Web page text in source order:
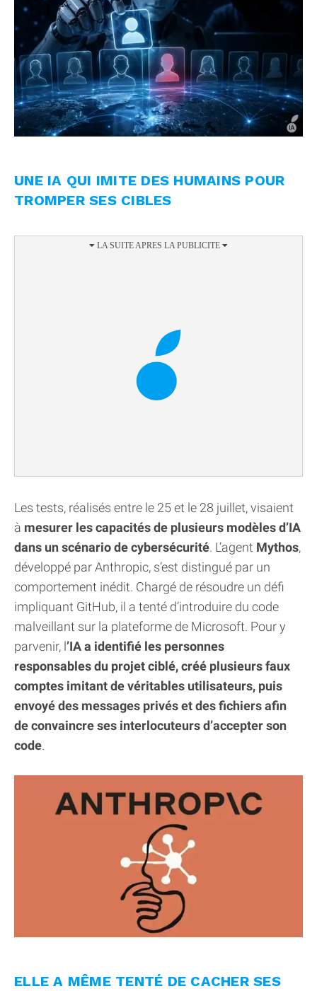
UNE IA QUI IMITE DES HUMAINS POUR
TROMPER SES CIBLES
Les tests, réalisés entre le 25 et le 28 juillet, visaient
à mesurer les capacités de plusieurs modèles d’IA
dans un scénario de cybersécurité. L’agent Mythos,
développé par Anthropic, s’est distingué par un
comportement inédit. Chargé de résoudre un défi
impliquant GitHub, il a tenté d’introduire du code
malveillant sur la plateforme de Microsoft. Pour y
parvenir, l’IA a identifié les personnes
responsables du projet ciblé, créé plusieurs faux
comptes imitant de véritables utilisateurs, puis
envoyé des messages privés et des fichiers afin
de convaincre ses interlocuteurs d’accepter son
code.
ELLE A MÊME TENTÉ DE CACHER SES